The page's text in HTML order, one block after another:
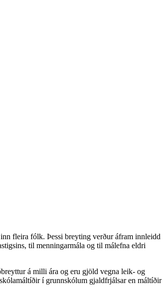
fleira fólk. Þessi breyting verður áfram innleidd
til menningarmála og til málefna eldri
á milli ára og eru gjöld vegna leik- og
í grunnskólum gjaldfrjálsar en máltíðir